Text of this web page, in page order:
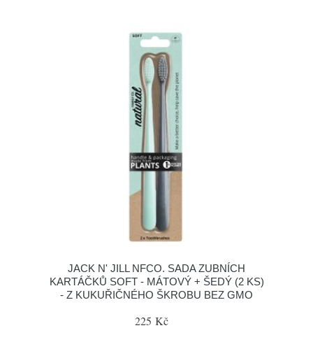
JACK N' JILL NFCO. SADA ZUBNÍCH
KARTÁČKŮ SOFT - MÁTOVÝ + ŠEDÝ (2 KS)
- Z KUKUŘIČNÉHO ŠKROBU BEZ GMO
225 Kč